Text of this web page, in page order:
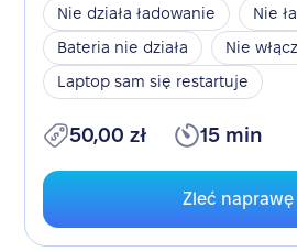
Nie działa ładowanie
Nie
Bateria nie działa
Nie
Laptop sam się restartuje
50,00 zł 15 min
Zleć naprawę